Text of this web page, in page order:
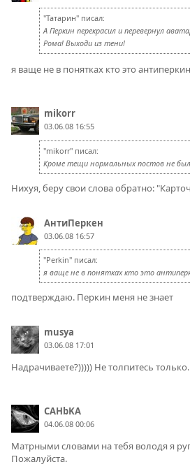
"Татарин" писал:
А Перкин перекрасил и перевернул
Рома! Выходи из тени!
я ваще не в понятках кто это антиперкин
mikorr
03.06.08 16:55
"mikorr" писал:
Кроме тещи нормальных постов не
Нихуя, беру свои слова обратно:
АнтиПеркен
03.06.08 16:57
"Perkin" писал:
я ваще не в понятках кто это
подтверждаю. Перкин меня не знает
musya
03.06.08 17:01
Надрачиваете?))))) Не толпитесь
CAHbKA
04.06.08 00:06
Матрными словами на тебя володя я
Пожалуйста.